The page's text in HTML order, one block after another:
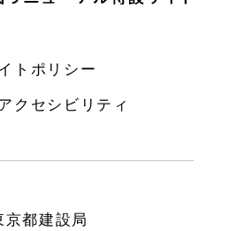
トポリシー
クセシビリティ
京都建設局